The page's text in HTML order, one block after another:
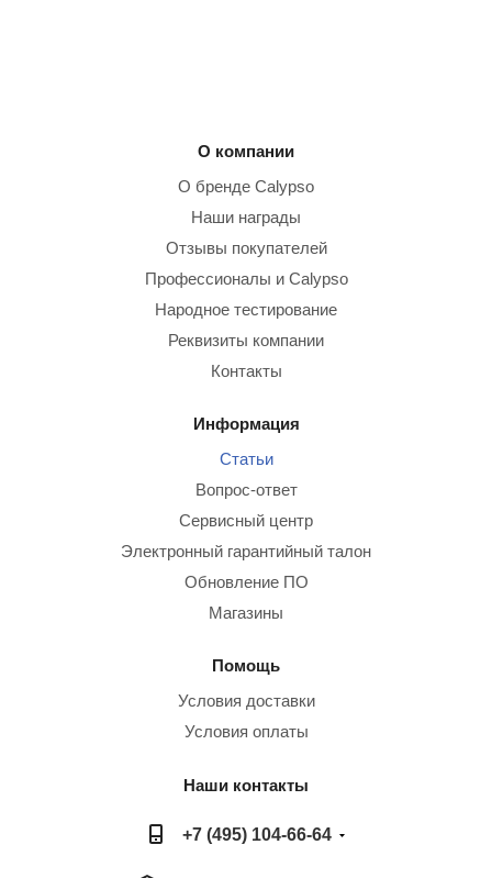
О компании
О бренде Calypso
Наши награды
Отзывы покупателей
Профессионалы и Calypso
Народное тестирование
Реквизиты компании
Контакты
Информация
Статьи
Вопрос-ответ
Сервисный центр
Электронный гарантийный талон
Обновление ПО
Магазины
Помощь
Условия доставки
Условия оплаты
Наши контакты
+7 (495) 104-66-64